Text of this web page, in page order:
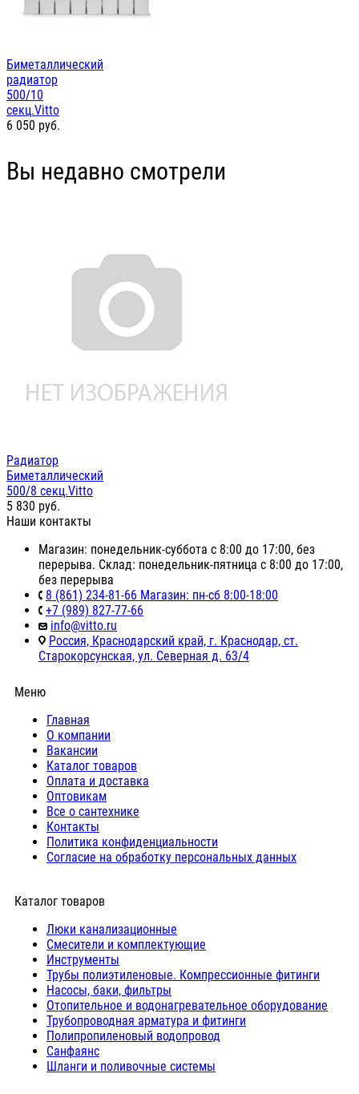
Биметаллический
радиатор
500/10
секц.Vitto
6 050 руб.
Вы недавно смотрели
Радиатор
Биметаллический
500/8 секц.Vitto
5 830 руб.
Наши контакты
Магазин: понедельник-суббота с 8:00 до 17:00, без
перерыва. Склад: понедельник-пятница с 8:00 до 17:00,
без перерыва
8 (861) 234-81-66 Магазин: пн-сб 8:00-18:00
+7 (989) 827-77-66
info@vitto.ru
Россия, Краснодарский край, г. Краснодар, ст.
Старокорсунская, ул. Северная д. 63/4
Меню
Главная
О компании
Вакансии
Каталог товаров
Оплата и доставка
Оптовикам
Все о сантехнике
Контакты
Политика конфиденциальности
Согласие на обработку персональных данных
Каталог товаров
Люки канализационные
Cмесители и комплектующие
Инструменты
Трубы полиэтиленовые. Компрессионные фитинги
Насосы, баки, фильтры
Отопительное и водонагревательное оборудование
Трубопроводная арматура и фитинги
Полипропиленовый водопровод
Санфаянс
Шланги и поливочные системы